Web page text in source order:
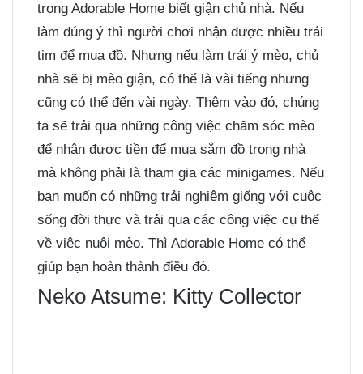
trong Adorable Home biết giận chủ nhà. Nếu
làm đúng ý thì người chơi nhận được nhiều trái
tim để mua đồ. Nhưng nếu làm trái ý mèo, chủ
nhà sẽ bị mèo giận, có thể là vài tiếng nhưng
cũng có thể đến vài ngày. Thêm vào đó, chúng
ta sẽ trải qua những công việc chăm sóc mèo
để nhận được tiền để mua sắm đồ trong nhà
mà không phải là tham gia các minigames. Nếu
bạn muốn có những trải nghiệm giống với cuộc
sống đời thực và trải qua các công việc cụ thể
về việc nuôi mèo. Thì Adorable Home có thể
giúp bạn hoàn thành điều đó.
Neko Atsume: Kitty Collector